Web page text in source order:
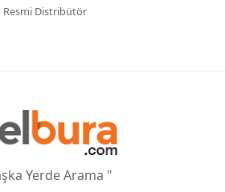
Resmi Distribütör
Yerde Arama "